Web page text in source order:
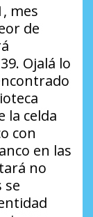
mes
de
Ojalá lo
la celda
con
en las
no
se